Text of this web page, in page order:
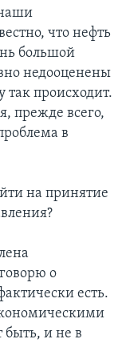
что нефть
большой
недооценены
происходит.
прежде всего,
в
на принятие
о
есть.
и не в